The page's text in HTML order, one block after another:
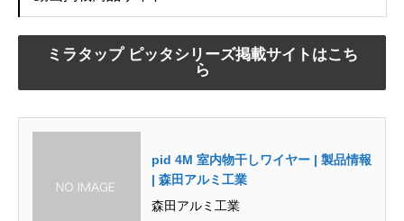
ミラタップ ピッタシリーズ掲載サイトはこち
ら
pid 4M 室内物干しワイヤー | 製品情報
| 森田アルミ工業
森田アルミ工業